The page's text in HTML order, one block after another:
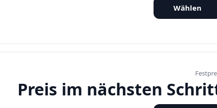
Wählen
Preis im nächsten